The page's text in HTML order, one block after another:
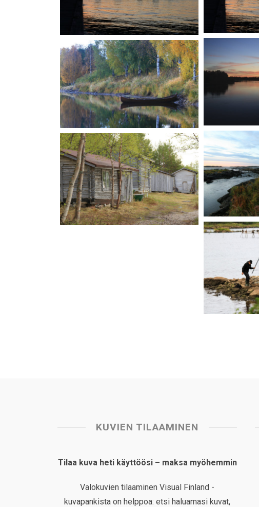
KUVIEN TILAAMINEN
Tilaa kuva heti käyttöösi – maksa myöhemmin
Valokuvien tilaaminen Visual Finland -
kuvapankista on helppoa: etsi haluamasi kuvat,